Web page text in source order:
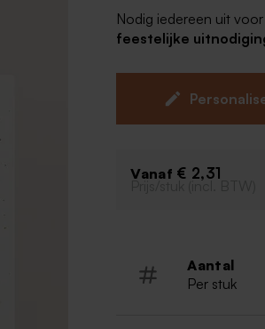
Nodig iedereen uit
feestelijke
kan deze kaart
het feestvarken en
Met folie
Vanaf € 2,31
Prijs/stuk (incl. BTW)
Aantal
Per stuk